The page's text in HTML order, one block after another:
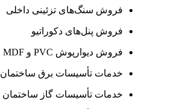
فروش سنگ‌های تزئینی داخلی
فروش پنل‌های دکوراتیو
فروش دیوارپوش PVC و MDF
خدمات تأسیسات برق ساختمان
خدمات تأسیسات گاز ساختمان